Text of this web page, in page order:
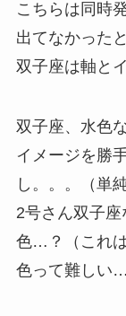
こちらは同時
出てなかった
双子座は軸と
双子座、水色
イメージを勝
し。。。（単純
2号さん双子
色…？（これ
色って難しい…